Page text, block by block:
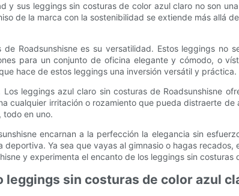
y sus leggings sin costuras de color azul claro no son
de la marca con la sostenibilidad se extiende más allá
Roadsunshisne es su versatilidad. Estos leggings no
para un conjunto de oficina elegante y cómodo, o
hace de estos leggings una inversión versátil y práctica.
leggings azul claro sin costuras de Roadsunshisne
cualquier irritación o rozamiento que pueda distraerte
todo en uno.
encarnan a la perfección la elegancia sin
Ya sea que vayas al gimnasio o hagas
y experimenta el encanto de los leggings sin costuras
leggings sin costuras de color azul